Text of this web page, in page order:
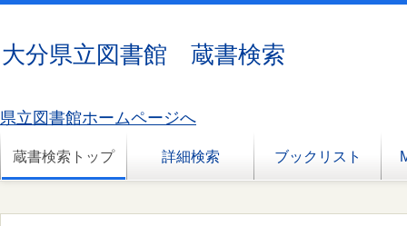
大分県立図書館 蔵書検索
県立図書館ホームページへ
蔵書検索トップ 詳細検索 ブックリスト